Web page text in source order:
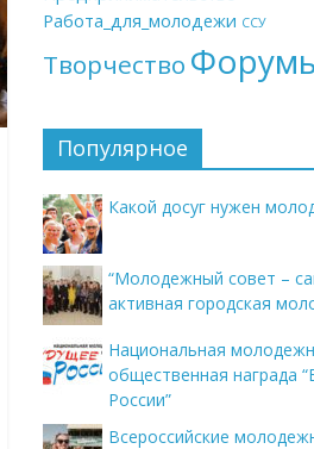
Работа_для_молодежи ССУ
Творчество
Популярное
Какой досуг нужен
“Молодежный совет –
активная городская
Национальная
общественная награда
России”
Всероссийские